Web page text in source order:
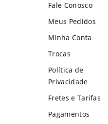
Fale Conosco
Meus Pedidos
Minha Conta
Trocas
Política de
Privacidade
Fretes e Tarifas
Pagamentos